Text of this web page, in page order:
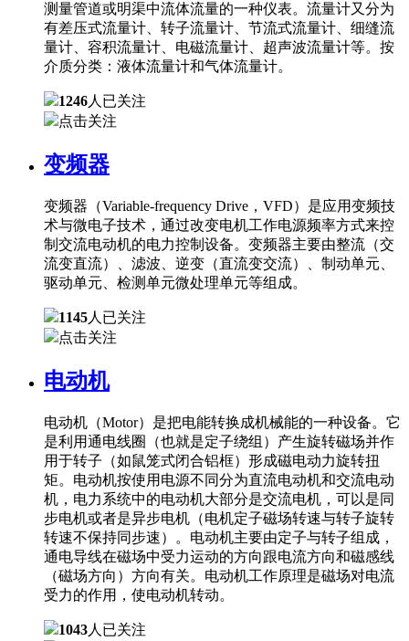
测量管道或明渠中流体流量的一种仪表。流量计又分为
有差压式流量计、转子流量计、节流式流量计、细缝流
量计、容积流量计、电磁流量计、超声波流量计等。按
介质分类：液体流量计和气体流量计。
1246人已关注
点击关注
变频器
变频器（Variable-frequency Drive，VFD）是应用变频技
术与微电子技术，通过改变电机工作电源频率方式来控
制交流电动机的电力控制设备。变频器主要由整流（交
流变直流）、滤波、逆变（直流变交流）、制动单元、
驱动单元、检测单元微处理单元等组成。
1145人已关注
点击关注
电动机
电动机（Motor）是把电能转换成机械能的一种设备。它
是利用通电线圈（也就是定子绕组）产生旋转磁场并作
用于转子（如鼠笼式闭合铝框）形成磁电动力旋转扭
矩。电动机按使用电源不同分为直流电动机和交流电动
机，电力系统中的电动机大部分是交流电机，可以是同
步电机或者是异步电机（电机定子磁场转速与转子旋转
转速不保持同步速）。电动机主要由定子与转子组成，
通电导线在磁场中受力运动的方向跟电流方向和磁感线
（磁场方向）方向有关。电动机工作原理是磁场对电流
受力的作用，使电动机转动。
1043人已关注